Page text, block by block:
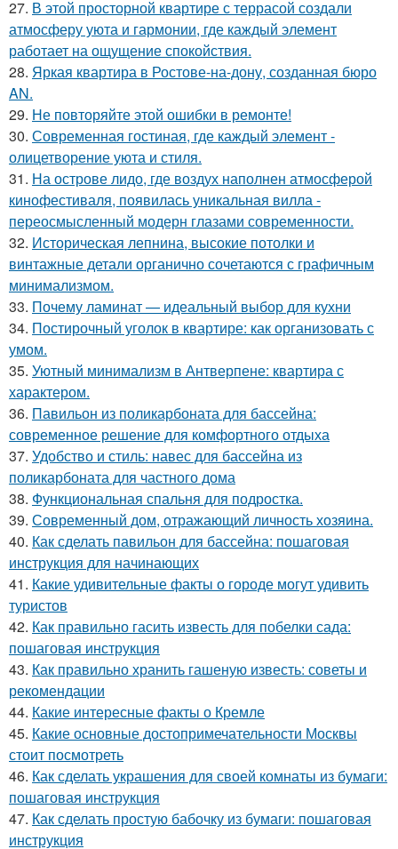
27. В этой просторной квартире с террасой создали
атмосферу уюта и гармонии, где каждый элемент
работает на ощущение спокойствия.
28. Яркая квартира в Ростове-на-дону, созданная бюро
AN.
29. Не повторяйте этой ошибки в ремонте!
30. Современная гостиная, где каждый элемент -
олицетворение уюта и стиля.
31. На острове лидо, где воздух наполнен атмосферой
кинофестиваля, появилась уникальная вилла -
переосмысленный модерн глазами современности.
32. Историческая лепнина, высокие потолки и
винтажные детали органично сочетаются с графичным
минимализмом.
33. Почему ламинат — идеальный выбор для кухни
34. Постирочный уголок в квартире: как организовать с
умом.
35. Уютный минимализм в Антверпене: квартира с
характером.
36. Павильон из поликарбоната для бассейна:
современное решение для комфортного отдыха
37. Удобство и стиль: навес для бассейна из
поликарбоната для частного дома
38. Функциональная спальня для подростка.
39. Современный дом, отражающий личность хозяина.
40. Как сделать павильон для бассейна: пошаговая
инструкция для начинающих
41. Какие удивительные факты о городе могут удивить
туристов
42. Как правильно гасить известь для побелки сада:
пошаговая инструкция
43. Как правильно хранить гашеную известь: советы и
рекомендации
44. Какие интересные факты о Кремле
45. Какие основные достопримечательности Москвы
стоит посмотреть
46. Как сделать украшения для своей комнаты из бумаги:
пошаговая инструкция
47. Как сделать простую бабочку из бумаги: пошаговая
инструкция